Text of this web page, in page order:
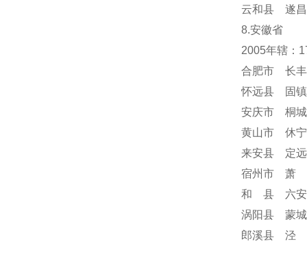
云和县 遂
8.安徽省
2005年辖：
合肥市 长
怀远县 固
安庆市 桐
黄山市 休
来安县 定
宿州市 萧
和 县 六
涡阳县 蒙
郎溪县 泾